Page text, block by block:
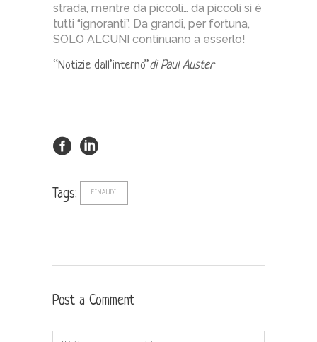
strada, mentre da piccoli… da piccoli si è
tutti “ignoranti”. Da grandi, per fortuna,
SOLO ALCUNI continuano a esserlo!
“Notizie dall’interno”di Paul Auster
Tags: EINAUDI
Post a Comment